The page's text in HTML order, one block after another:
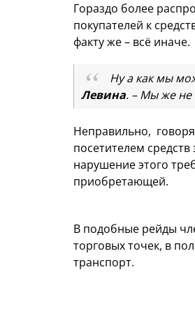
Гораздо более
покупателей к
факту же – всё иначе.
Ну а как мы
Левина. – Мы же не
Неправильно,
посетителем
нарушение этого
приобретающей.
В подобные рейды
торговых точек, в
транспорт.